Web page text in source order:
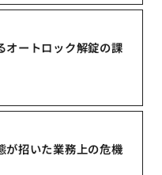
オートロック解錠の課
が招いた業務上の危機